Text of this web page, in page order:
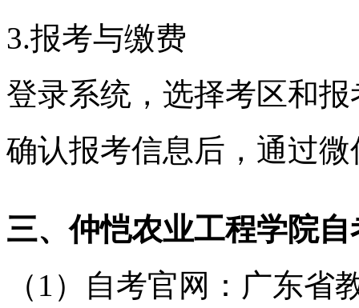
3.报考与缴费
登录系统，选择考区和
确认报考信息后，通过
三、仲恺农业工程学院自
（1）自考官网：广东省